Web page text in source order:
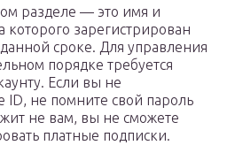
разделе — это имя и
зарегистрирован
сроке. Для управления
порядке требуется
Если вы не
ID, не помните свой пароль
не вам, вы не сможете
платные подписки.